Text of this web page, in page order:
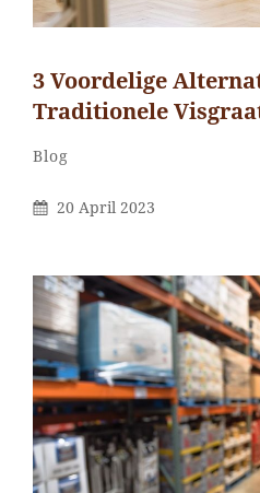
3 Voordelige
Traditionele
Categorieën
Blog
Gepubliceerd
20 April 2023